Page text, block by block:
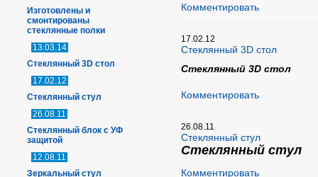
Изготовлены и
смонтированы
стеклянные полки
13.03.14
Стеклянный 3D стол
17.02.12
Стеклянный стул
26.08.11
Стеклянный блок с УФ
защитой
12.08.11
Зеркальный стул
Комментировать
17.02.12
Стеклянный 3D стол
Стеклянный 3D стол
Комментировать
26.08.11
Стеклянный стул
Стеклянный стул
Комментировать